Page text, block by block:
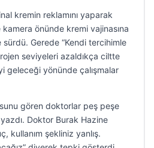
kremin reklamını yaparak
önünde kremi vajinasına
Gerede “Kendi tercihimle
seviyeleri azaldıkça ciltte
geleceği yönünde çalışmalar
gören doktorlar peş peşe
Doktor Burak Hazine
kullanım şekliniz yanlış.